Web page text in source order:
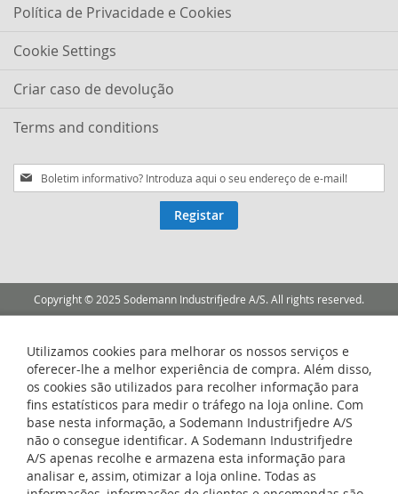
Política de Privacidade e Cookies
Cookie Settings
Criar caso de devolução
Terms and conditions
Subscreva
a
Registar
Copyright © 2025 Sodemann Industrifjedre A/S. All rights reserved.
Utilizamos cookies para melhorar os nossos serviços e
oferecer-lhe a melhor experiência de compra. Além disso,
os cookies são utilizados para recolher informação para
fins estatísticos para medir o tráfego na loja online. Com
base nesta informação, a Sodemann Industrifjedre A/S
não o consegue identificar. A Sodemann Industrifjedre
A/S apenas recolhe e armazena esta informação para
analisar e, assim, otimizar a loja online. Todas as